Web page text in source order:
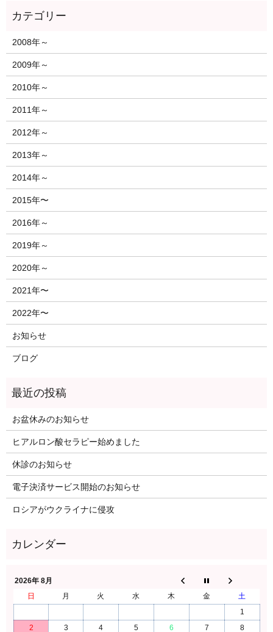
2008年～
2009年～
2010年～
2011年～
2012年～
2013年～
2014年～
2015年〜
2016年～
2019年～
2020年～
2021年〜
2022年〜
お知らせ
ブログ
お盆休みのお知らせ
ヒアルロン酸セラピー始めました
休診のお知らせ
電子決済サービス開始のお知らせ
ロシアがウクライナに侵攻
2026年 8月
日
月 火 水 木 金
土
1
2
3 4 5 6 7 8